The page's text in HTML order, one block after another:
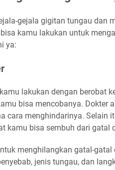
gejala gigitan tungau dan
kamu lakukan untuk
ya:
lakukan dengan berobat
bisa mencobanya. Dokter
cara menghindarinya. Selain
kamu bisa sembuh dari gatal
menghilangkan gatal-
jenis tungau, dan